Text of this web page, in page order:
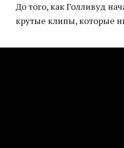
До того, как Голливуд
крутые клипы, которые